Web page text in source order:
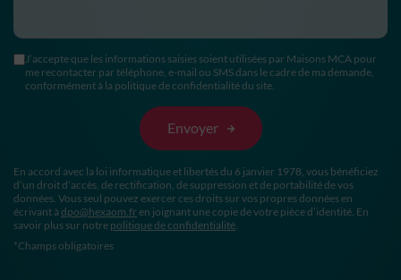
J’accepte que les informations saisies soient utilisées par Maisons MCA pour
me recontacter par téléphone, e-mail ou SMS dans le cadre de ma demande,
conformément à la politique de confidentialité du site.
En accord avec la loi informatique et libertés du 6 janvier 1978, vous bénéficiez
d’un droit d’accès, de rectification, de suppression et de portabilité de vos
données. Vous seul pouvez exercer ces droits sur vos propres données en
écrivant à dpo@hexaom.fr en joignant une copie de votre pièce d’identité. En
savoir plus sur notre politique de confidentialité
*Champs obligatoires